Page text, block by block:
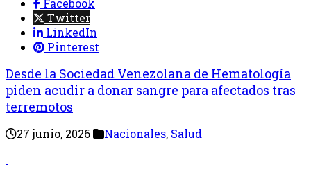
Facebook
Twitter
LinkedIn
Pinterest
Desde la Sociedad Venezolana de Hematología
piden acudir a donar sangre para afectados tras
terremotos
27 junio, 2026 Nacionales, Salud